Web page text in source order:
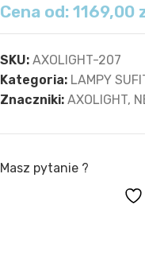
Cena od: 1169,00
SKU: AXOLIGHT-207
Kategoria: LAMPY
Znaczniki: AXOLIGHT,
Masz pytanie ?